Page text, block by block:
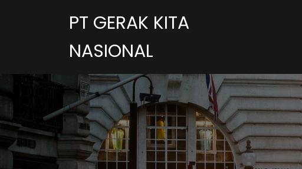
PT GERAK KITA
NASIONAL